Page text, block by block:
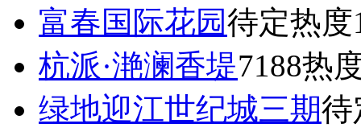
富春国际花园待定热度
杭派·滟澜香堤7188热
绿地迎江世纪城三期待